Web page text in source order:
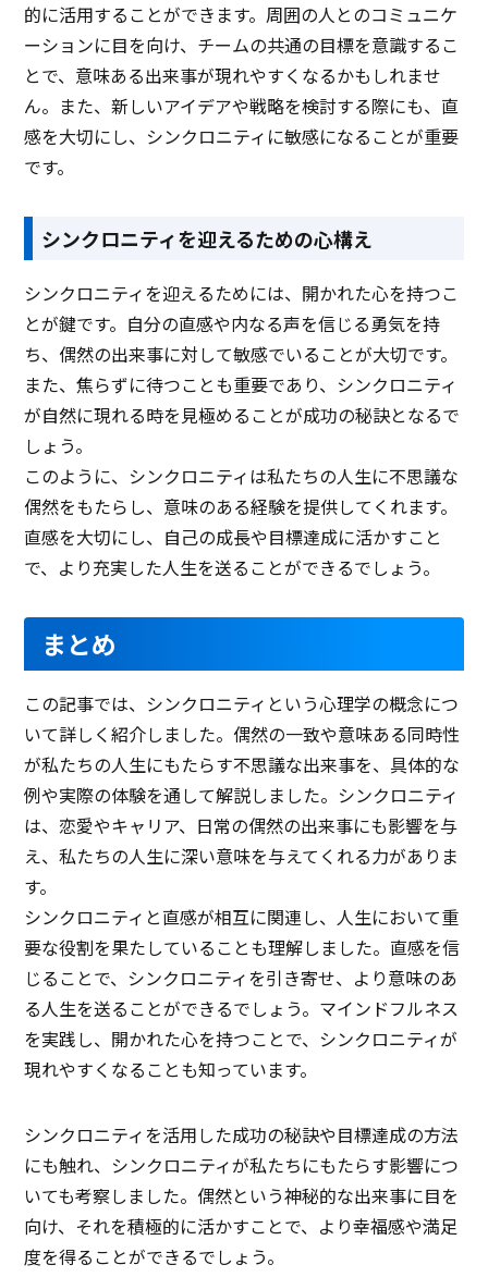
的に活用することができます。周囲の人とのコミュニケ
ーションに目を向け、チームの共通の目標を意識するこ
とで、意味ある出来事が現れやすくなるかもしれませ
ん。また、新しいアイデアや戦略を検討する際にも、直
感を大切にし、シンクロニティに敏感になることが重要
です。
シンクロニティを迎えるための心構え
シンクロニティを迎えるためには、開かれた心を持つこ
とが鍵です。自分の直感や内なる声を信じる勇気を持
ち、偶然の出来事に対して敏感でいることが大切です。
また、焦らずに待つことも重要であり、シンクロニティ
が自然に現れる時を見極めることが成功の秘訣となるで
しょう。
このように、シンクロニティは私たちの人生に不思議な
偶然をもたらし、意味のある経験を提供してくれます。
直感を大切にし、自己の成長や目標達成に活かすこと
で、より充実した人生を送ることができるでしょう。
まとめ
この記事では、シンクロニティという心理学の概念につ
いて詳しく紹介しました。偶然の一致や意味ある同時性
が私たちの人生にもたらす不思議な出来事を、具体的な
例や実際の体験を通して解説しました。シンクロニティ
は、恋愛やキャリア、日常の偶然の出来事にも影響を与
え、私たちの人生に深い意味を与えてくれる力がありま
す。
シンクロニティと直感が相互に関連し、人生において重
要な役割を果たしていることも理解しました。直感を信
じることで、シンクロニティを引き寄せ、より意味のあ
る人生を送ることができるでしょう。マインドフルネス
を実践し、開かれた心を持つことで、シンクロニティが
現れやすくなることも知っています。
シンクロニティを活用した成功の秘訣や目標達成の方法
にも触れ、シンクロニティが私たちにもたらす影響につ
いても考察しました。偶然という神秘的な出来事に目を
向け、それを積極的に活かすことで、より幸福感や満足
度を得ることができるでしょう。